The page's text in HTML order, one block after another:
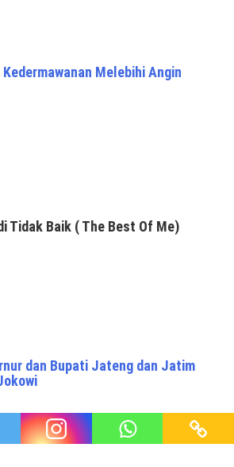
Melebihi Angin
Tidak Baik ( The Best Of Me)
dan Bupati Jateng dan Jatim